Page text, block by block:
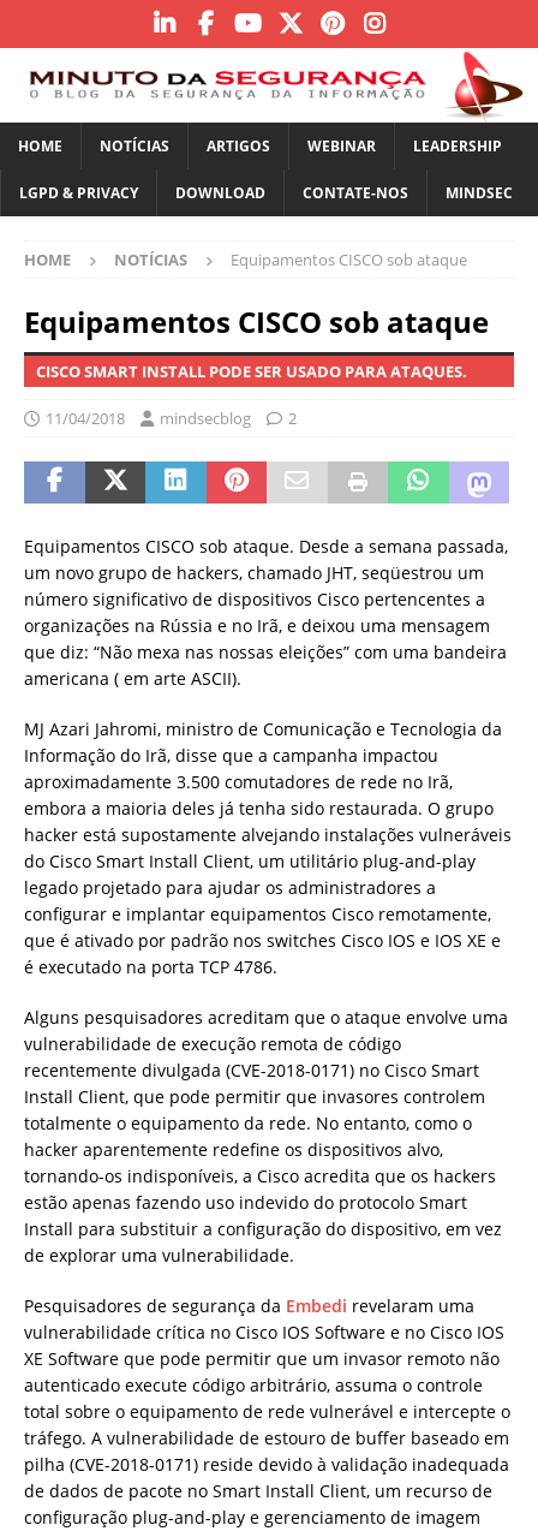
HOME NOTÍCIAS ARTIGOS WEBINAR LEADERSHIP
LGPD & PRIVACY DOWNLOAD CONTATE-NOS MINDSEC
HOME NOTÍCIAS Equipamentos CISCO sob ataque
Equipamentos CISCO sob ataque
CISCO SMART INSTALL PODE SER USADO PARA ATAQUES.
11/04/2018 mindsecblog 2
Equipamentos CISCO sob ataque. Desde a semana passada,
um novo grupo de hackers, chamado JHT, seqüestrou um
número significativo de dispositivos Cisco pertencentes a
organizações na Rússia e no Irã, e deixou uma mensagem
que diz: “Não mexa nas nossas eleições” com uma bandeira
americana ( em arte ASCII).
MJ Azari Jahromi, ministro de Comunicação e Tecnologia da
Informação do Irã, disse que a campanha impactou
aproximadamente 3.500 comutadores de rede no Irã,
embora a maioria deles já tenha sido restaurada. O grupo
hacker está supostamente alvejando instalações vulneráveis
​​do Cisco Smart Install Client, um utilitário plug-and-play
legado projetado para ajudar os administradores a
configurar e implantar equipamentos Cisco remotamente,
que é ativado por padrão nos switches Cisco IOS e IOS XE e
é executado na porta TCP 4786.
Alguns pesquisadores acreditam que o ataque envolve uma
vulnerabilidade de execução remota de código
recentemente divulgada (CVE-2018-0171) no Cisco Smart
Install Client, que pode permitir que invasores controlem
totalmente o equipamento da rede. No entanto, como o
hacker aparentemente redefine os dispositivos alvo,
tornando-os indisponíveis, a Cisco acredita que os hackers
estão apenas fazendo uso indevido do protocolo Smart
Install para substituir a configuração do dispositivo, em vez
de explorar uma vulnerabilidade.
Pesquisadores de segurança da Embedi revelaram uma
vulnerabilidade crítica no Cisco IOS Software e no Cisco IOS
XE Software que pode permitir que um invasor remoto não
autenticado execute código arbitrário, assuma o controle
total sobre o equipamento de rede vulnerável e intercepte o
tráfego. A vulnerabilidade de estouro de buffer baseado em
pilha (CVE-2018-0171) reside devido à validação inadequada
de dados de pacote no Smart Install Client, um recurso de
configuração plug-and-play e gerenciamento de imagem